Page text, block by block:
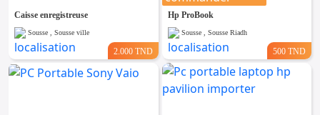
Caisse enregistreuse
Sousse , Sousse ville
2.000 TND
Hp ProBook
Sousse , Sousse Riadh
500 TND